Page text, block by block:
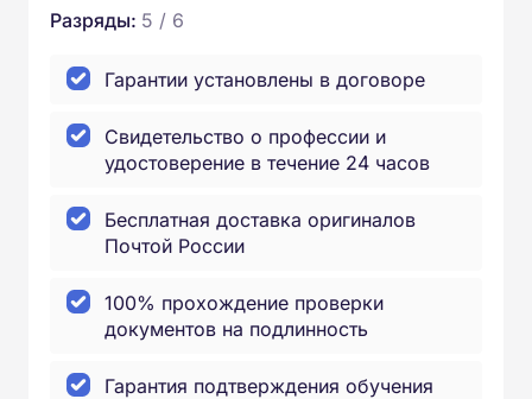
Разряды: 5 / 6
Гарантии установлены в договоре
Свидетельство о профессии и
удостоверение в течение 24 часов
Бесплатная доставка оригиналов
Почтой России
100% прохождение проверки
документов на подлинность
Гарантия подтверждения обучения